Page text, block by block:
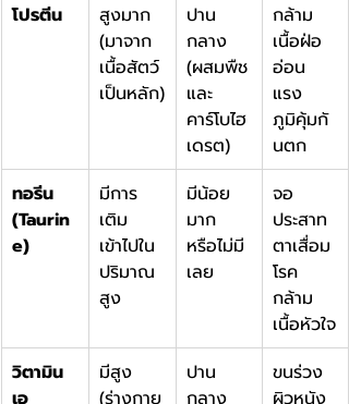
โปรตีน
สูงมาก
(มาจาก
เนื้อสัตว์
เป็นหลัก)
ปาน
กลาง
(ผสมพืช
และ
คาร์โบไฮ
เดรต)
กล้าม
เนื้อฝ่อ
อ่อน
แรง
ภูมิคุ้มกั
นตก
ทอรีน
(Taurin
e)
มีการ
เติม
เข้าไปใน
ปริมาณ
สูง
มีน้อย
มาก
หรือไม่มี
เลย
จอ
ประสาท
ตาเสื่อม
โรค
กล้าม
เนื้อหัวใจ
วิตามิน
เอ
มีสูง
(ร่างกาย
ปาน
กลาง
ขนร่วง
ผิวหนัง